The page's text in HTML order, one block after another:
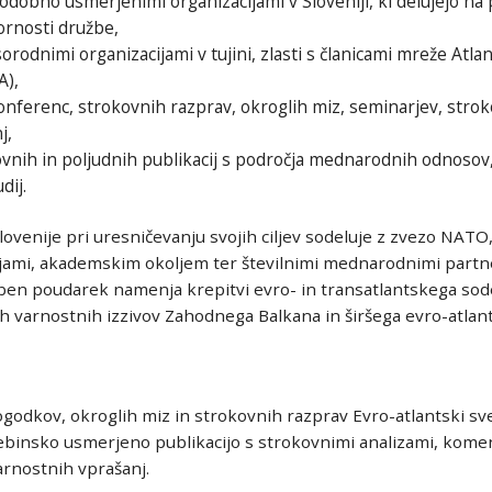
družbe,
organizacijami v tujini, zlasti s članicami mreže
strokovnih razprav, okroglih miz, seminarjev,
in poljudnih publikacij s področja mednarodnih
pri uresničevanju svojih ciljev sodeluje z zvezo
akademskim okoljem ter številnimi mednarodnimi
poudarek namenja krepitvi evro- in transatlantskega
varnostnih izzivov Zahodnega Balkana in širšega evro-
okroglih miz in strokovnih razprav Evro-atlantski
usmerjeno publikacijo s strokovnimi analizami,
vprašanj.